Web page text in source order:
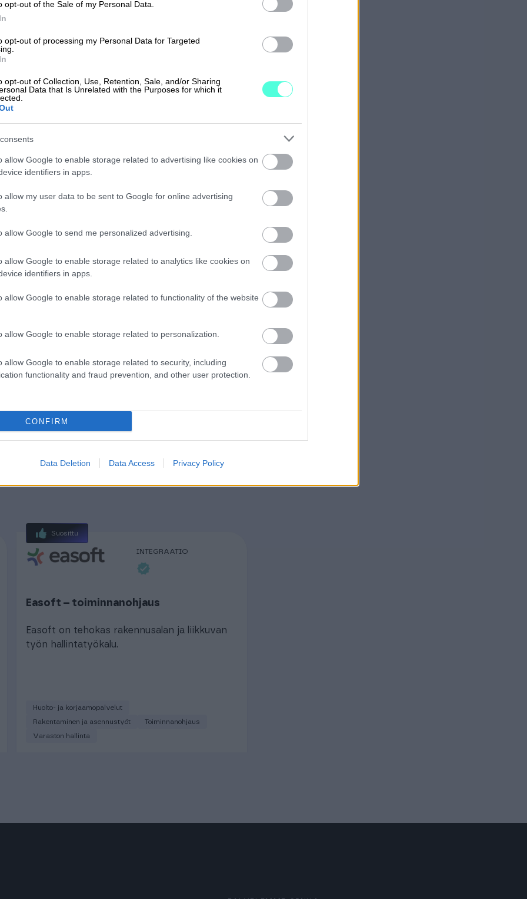
opt-out of the Sale of my Personal Data.
opt-out of processing my Personal Data for Targeted
opt-out of Collection, Use, Retention, Sale, and/or Sharing
Data that Is Unrelated with the Purposes for which it
allow Google to enable storage related to advertising like cookies on
identifiers in apps.
allow my user data to be sent to Google for online advertising
allow Google to send me personalized advertising.
allow Google to enable storage related to analytics like cookies on
identifiers in apps.
allow Google to enable storage related to functionality of the website
allow Google to enable storage related to personalization.
allow Google to enable storage related to security, including
functionality and fraud prevention, and other user protection.
CONFIRM
Data Deletion Data Access Privacy Policy
+ mahdolliset kuvat) Finago
sähköisesti selkeyttää
laskuista johtuvia selvityksiä.
tuoterekisteriä. Tiedon
automaattisesti ohjelmistojen
Finago Procountorista
helposti löydettävissä ja
kautta.
edelleenlaskutusta varten
varmistaa, että muistetaan
liittyvät kulut.
ja Urakointi+:n välillä.
Procountor-API:n hintaan voit
Suosittu
INTEGRAATIO
Easoft – toiminnanohjaus
Easoft on tehokas rakennusalan ja liikkuvan
työn hallintatyökalu.
Huolto- ja korjaamopalvelut
Rakentaminen ja asennustyöt Toiminnanohjaus
Varaston hallinta